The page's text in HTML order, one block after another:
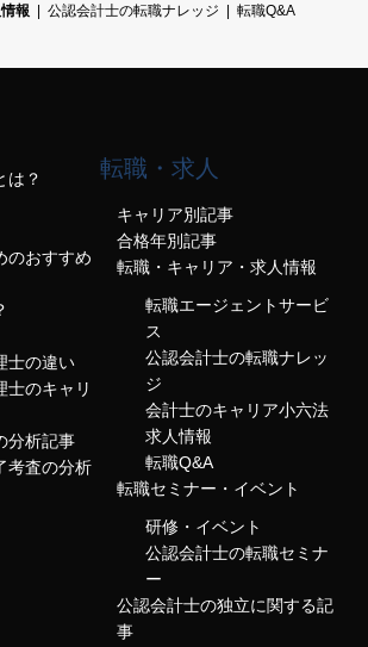
報
公認会計士の転職ナレッジ 転職Q&A
は？
のおすすめ
士の違い
士のキャリ
分析記事
考査の分析
転職・求人
キャリア別記事
合格年別記事
転職・キャリア・求人情報
転職エージェントサービ
ス
公認会計士の転職ナレッ
ジ
会計士のキャリア小六法
求人情報
転職Q&A
転職セミナー・イベント
研修・イベント
公認会計士の転職セミナ
ー
公認会計士の独立に関する記
事